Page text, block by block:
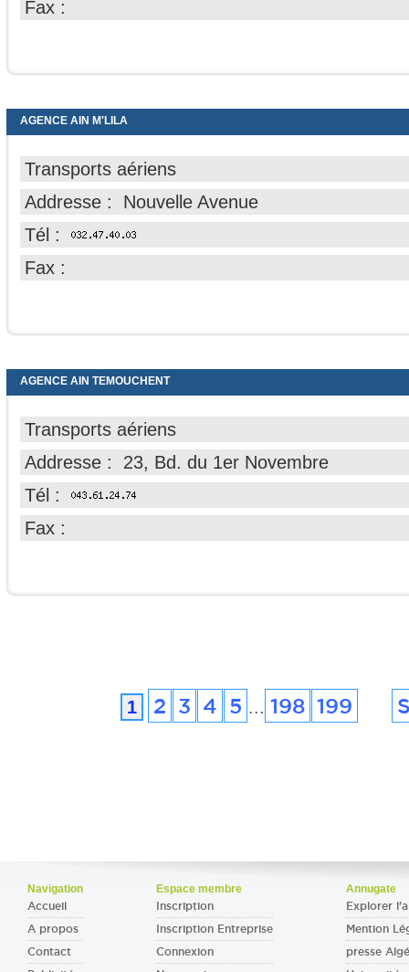
Fax :
AGENCE AIN M'LILA
Transports aériens
Addresse : Nouvelle Avenue
Tél :
Fax :
AGENCE AIN TEMOUCHENT
Transports aériens
Addresse : 23, Bd. du 1er Novembre
Tél :
Fax :
1 2 3 4 5 ... 198 199
Navigation
Accueil
A propos
Contact
Espace membre
Inscription
Inscription Entreprise
Connexion
Annugate
Explorer
Mention
presse